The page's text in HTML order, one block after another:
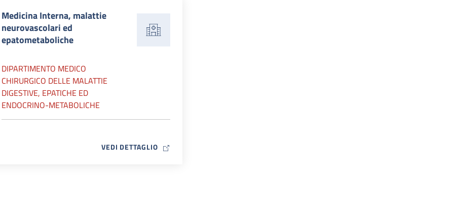
Medicina Interna, malattie
neurovascolari ed
epatometaboliche
DIPARTIMENTO MEDICO
CHIRURGICO DELLE MALATTIE
DIGESTIVE, EPATICHE ED
ENDOCRINO-METABOLICHE
VEDI DETTAGLIOMAP ICON